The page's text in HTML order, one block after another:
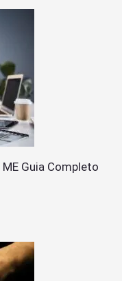
Guia Completo